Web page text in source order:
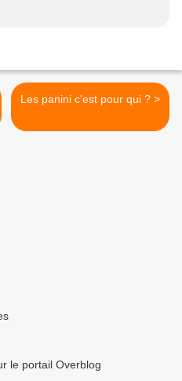
Les panini c'est pour qui ? >
le portail Overblog